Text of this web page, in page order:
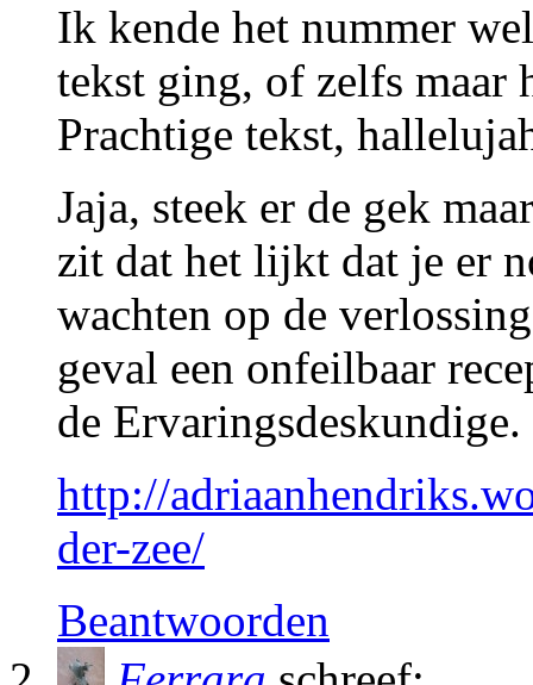
Ik kende het nummer
tekst ging, of zelfs maar
Prachtige tekst,
Jaja, steek er de gek
zit dat het lijkt dat je er
wachten op de
geval een onfeilbaar
de Ervaringsdeskundige.
http://
der-zee/
Beantwoorden